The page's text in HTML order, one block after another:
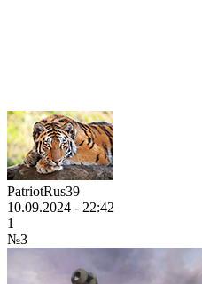
PatriotRus39
10.09.2024 - 22:42
1
№3